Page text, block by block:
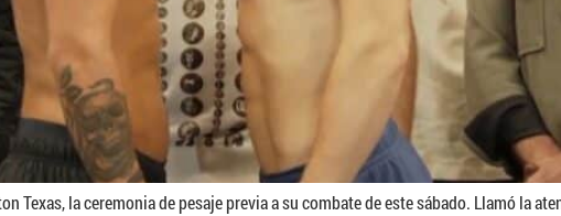
Texas, la ceremonia de pesaje previa a su combate de este sábado. Llamó la